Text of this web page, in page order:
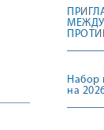
Набор
на